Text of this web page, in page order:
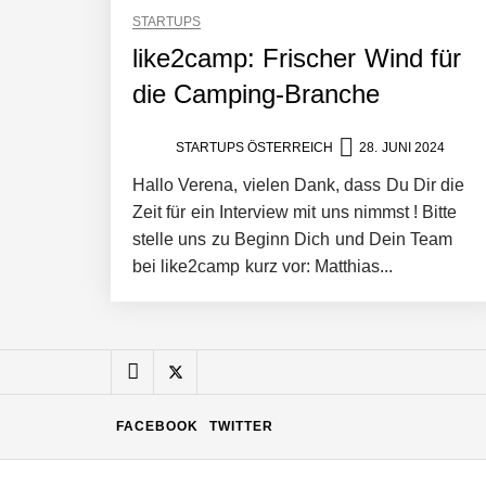
STARTUPS
like2camp: Frischer Wind für
die Camping-Branche
STARTUPS ÖSTERREICH 28. JUNI 2024
Hallo Verena, vielen Dank, dass Du Dir die
Zeit für ein Interview mit uns nimmst ! Bitte
stelle uns zu Beginn Dich und Dein Team
bei like2camp kurz vor: Matthias...
Manuel Messner von Mazing
Mazing: Verwandelt statische 2D-
Büroabenteuer Haas im Employer
FACEBOOK TWITTER